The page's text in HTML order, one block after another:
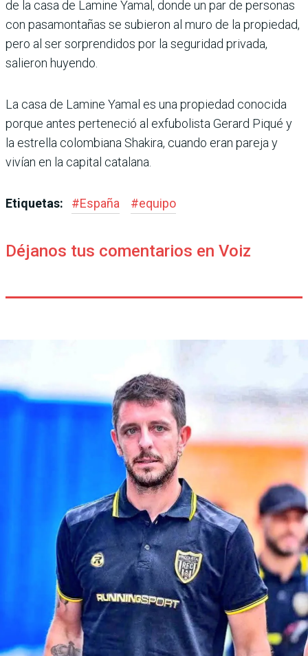
de la casa de Lamine Yamal, donde un par de personas
con pasa­montañas se subieron al muro de la propiedad,
pero al ser sor­prendidos por la seguridad pri­vada,
salieron huyendo.
La casa de Lamine Yamal es una propiedad conocida
porque antes perteneció al exfubolista Gerard Piqué y
la estrella colom­biana Shakira, cuando eran pareja y
vivían en la capital catalana.
Etiquetas: #España #equipo
Déjanos tus comentarios en Voiz